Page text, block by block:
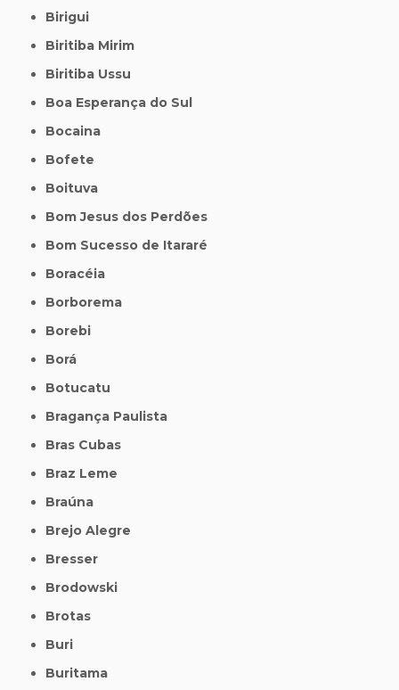
Birigui
Biritiba Mirim
Biritiba Ussu
Boa Esperança do Sul
Bocaina
Bofete
Boituva
Bom Jesus dos Perdões
Bom Sucesso de Itararé
Boracéia
Borborema
Borebi
Borá
Botucatu
Bragança Paulista
Bras Cubas
Braz Leme
Braúna
Brejo Alegre
Bresser
Brodowski
Brotas
Buri
Buritama